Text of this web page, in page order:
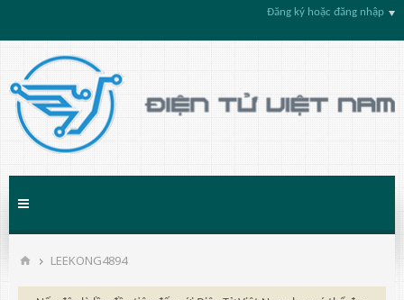
Đăng ký hoặc đăng nhập
LEEKONG4894